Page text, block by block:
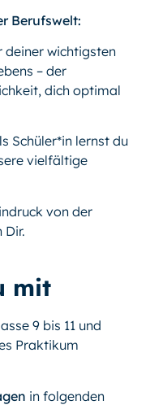
Berufswelt:
deiner wichtigsten
– der
dich optimal
Schüler*in lernst du
vielfältige
von der
Dir.
mit
9 bis 11 und
Praktikum
in folgenden